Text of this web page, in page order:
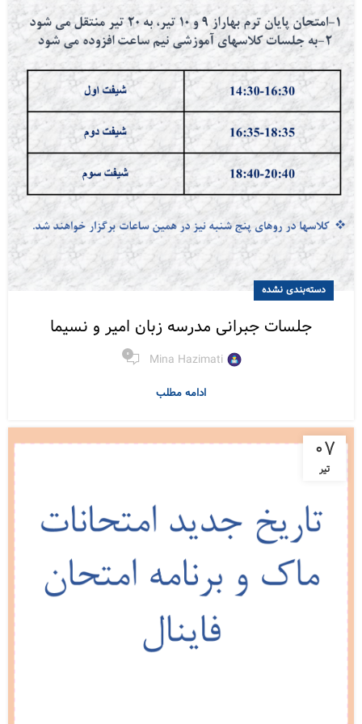
دسته‌بندی نشده
جلسات جبرانی مدرسه زبان امیر و نسیما
Mina Hazimati
0
ادامه مطلب
07
تیر